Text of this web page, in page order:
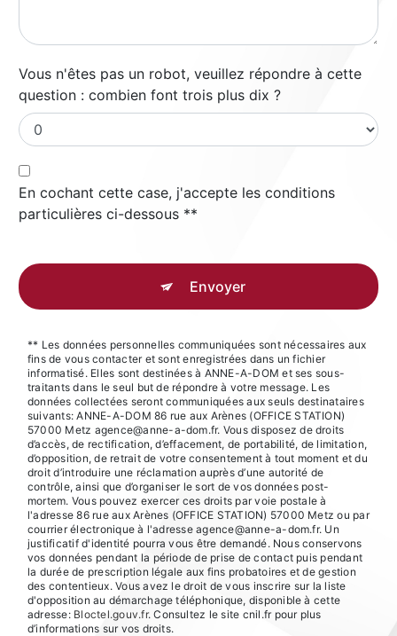
Vous n'êtes pas un robot, veuillez répondre à cette
question : combien font trois plus dix ?
En cochant cette case, j'accepte les conditions
particulières ci-dessous **
Envoyer
** Les données personnelles communiquées sont nécessaires aux
fins de vous contacter et sont enregistrées dans un fichier
informatisé. Elles sont destinées à ANNE-A-DOM et ses sous-
traitants dans le seul but de répondre à votre message. Les
données collectées seront communiquées aux seuls destinataires
suivants: ANNE-A-DOM 86 rue aux Arènes (OFFICE STATION)
57000 Metz agence@anne-a-dom.fr. Vous disposez de droits
d’accès, de rectification, d’effacement, de portabilité, de limitation,
d’opposition, de retrait de votre consentement à tout moment et du
droit d’introduire une réclamation auprès d’une autorité de
contrôle, ainsi que d’organiser le sort de vos données post-
mortem. Vous pouvez exercer ces droits par voie postale à
l'adresse 86 rue aux Arènes (OFFICE STATION) 57000 Metz ou par
courrier électronique à l'adresse agence@anne-a-dom.fr. Un
justificatif d'identité pourra vous être demandé. Nous conservons
vos données pendant la période de prise de contact puis pendant
la durée de prescription légale aux fins probatoires et de gestion
des contentieux. Vous avez le droit de vous inscrire sur la liste
d'opposition au démarchage téléphonique, disponible à cette
adresse: Bloctel.gouv.fr. Consultez le site cnil.fr pour plus
d’informations sur vos droits.